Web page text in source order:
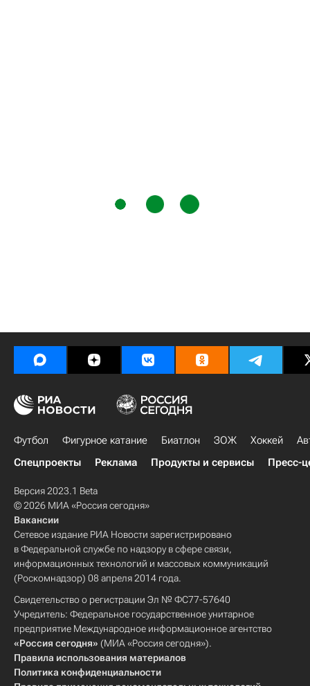
Футбол Фигурное катание Биатлон ЗОЖ Хоккей
Спецпроекты
Реклама Продукты и сервисы Пресс-
Версия 2023.1 Beta
© 2026 МИА «Россия сегодня»
Вакансии
Сетевое издание РИА Новости зарегистрировано
в Федеральной службе по надзору в сфере связи,
информационных технологий и массовых коммуникаций
(Роскомнадзор) 08 апреля 2014 года.
Свидетельство о регистрации Эл № ФС77-57640
Учредитель: Федеральное государственное унитарное
предприятие Международное информационное агентство
«Россия сегодня» (МИА «Россия сегодня»).
Правила использования материалов
Политика конфиденциальности